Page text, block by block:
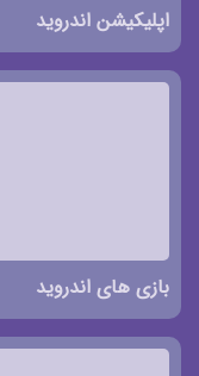
اپلیکیشن اندروید
بازی های اندروید